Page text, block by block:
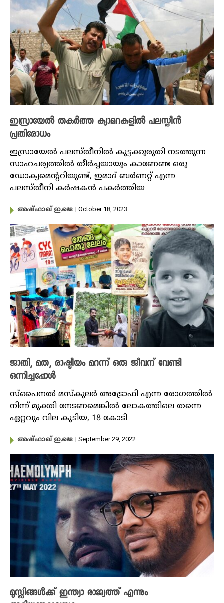
ഇസ്രായേൽ തകർത്ത ക്യാമറകളിൽ പലസ്തീൻ
പ്രതിരോധം
ഇസ്രായേൽ പലസ്തീനിൽ കൂട്ടക്കുരുതി നടത്തുന്ന
സാഹചര്യത്തിൽ തീർച്ചയായും കാണേണ്ട ഒരു
ഡോക്യമെൻ്ററിയുണ്ട്, ഇമാദ് ബർണറ്റ് എന്ന
പലസ്തീനി കർഷകൻ പകർത്തിയ
അഷ്ഫാഖ് ഇ.ജെ | October 18, 2023
ജാതി, മത, രാഷ്ട്രീയം മറന്ന് ഒരു ജീവന് വേണ്ടി
ഒന്നിച്ചപ്പോൾ
സ്പൈനൽ മസ്കുലർ അട്രോഫി എന്ന രോഗത്തിൽ
നിന്ന് മുക്തി നേടണമെങ്കിൽ ലോകത്തിലെ തന്നെ
ഏറ്റവും വില കൂടിയ, 18 കോടി
അഷ്ഫാഖ് ഇ.ജെ | September 29, 2022
മുസ്ലിങ്ങൾക്ക് ഇന്ത്യാ രാജ്യത്ത് എന്നും